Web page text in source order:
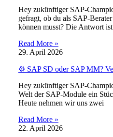
Hey zukünftiger SAP-
gefragt, ob du als SAP-
können musst? Die Antwort ist
Read More »
29. April 2026
⚙️ SAP SD oder SAP MM?
Hey zukünftiger SAP-
Welt der SAP-Module ein
Heute nehmen wir uns zwei
Read More »
22. April 2026